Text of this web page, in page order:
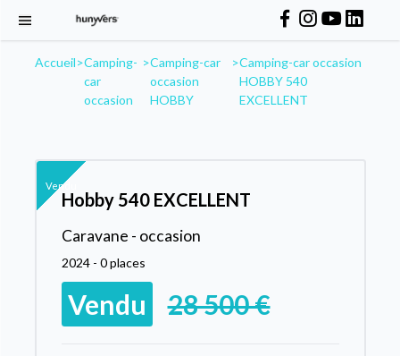
Accueil>Camping-
car
occasion
>Camping-car
occasion
HOBBY
>Camping-car occasion
HOBBY 540
EXCELLENT
Vendu
Hobby 540 EXCELLENT
Caravane - occasion
2024 - 0 places
Vendu 28 500 €